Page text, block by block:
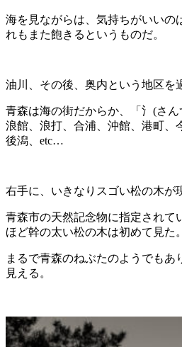
海を見ながらは、気持ちがいいの
れもまた飽きるというものだ。
油川、その後、奥内という地区を
青森は海の街だからか、「氵(さん
浪館、浪打、合浦、沖館、港町、
後潟、etc…
右手に、いきなりスゴい松の木が
青森市の天然記念物に指定されて
ほど幹の太い松の木は初めて見た。
まるで青森のねぶたのようでもあ
見える。